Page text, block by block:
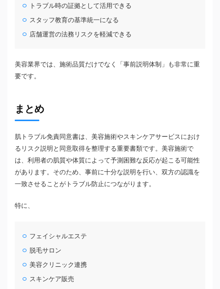
トラブル時の証拠として活用できる
スタッフ教育の基準統一になる
店舗運営の法務リスクを軽減できる
美容業界では、施術品質だけでなく「事前説明体制」も非常に重
要です。
まとめ
肌トラブル免責同意書は、美容施術やスキンケアサービスにおけ
るリスク説明と同意取得を整理する重要書類です。美容施術で
は、利用者の肌質や体質によって予測困難な反応が起こる可能性
があります。そのため、事前に十分な説明を行い、双方の認識を
一致させることがトラブル防止につながります。
特に、
フェイシャルエステ
脱毛サロン
美容クリニック連携
スキンケア販売